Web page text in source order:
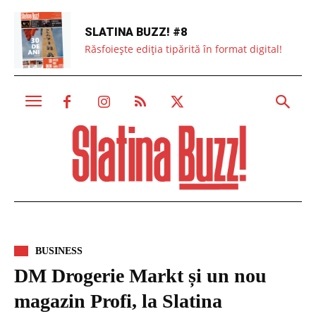
SLATINA BUZZ! #8
Răsfoiește ediția tipărită în format digital!
BUSINESS
DM Drogerie Markt și un nou
magazin Profi, la Slatina